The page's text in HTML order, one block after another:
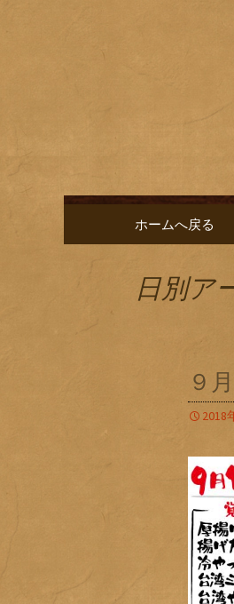
名
ゑ
名古屋
に合う
新中。
コンテンツへ移動
ホームへ戻る
日別ア
９
2018